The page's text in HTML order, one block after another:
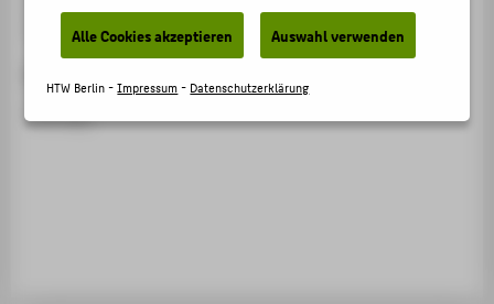
24.11.2015
INTERNATIONAL
INFORMATIONEN FÜR
STUDIENINTERESSIERTE
Alle Cookies akzeptieren Auswahl verwenden
HTW Berlin -Impressum- Datenschutzerklärung